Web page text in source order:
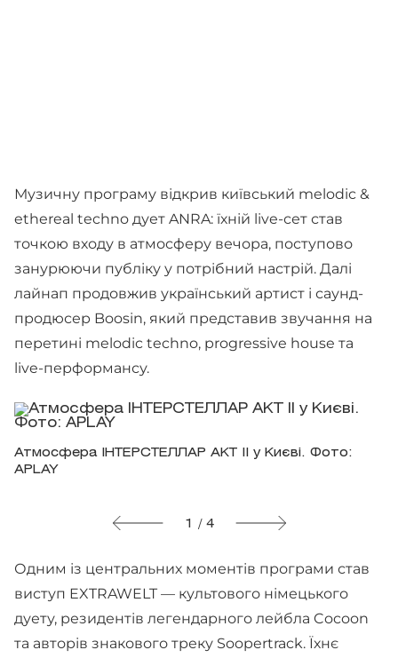
Музичну програму відкрив київський melodic &
ethereal techno дует ANRA: їхній live-сет став
точкою входу в атмосферу вечора, поступово
занурюючи публіку у потрібний настрій. Далі
лайнап продовжив український артист і саунд-
продюсер Boosin, який представив звучання на
перетині melodic techno, progressive house та
live-перформансу.
Атмосфера ІНТЕРСТЕЛЛАР АКТ II у Києві. Фото:
APLAY
1 / 4
Одним із центральних моментів програми став
виступ EXTRAWELT — культового німецького
дуету, резидентів легендарного лейбла Cocoon
та авторів знакового треку Soopertrack. Їхнє